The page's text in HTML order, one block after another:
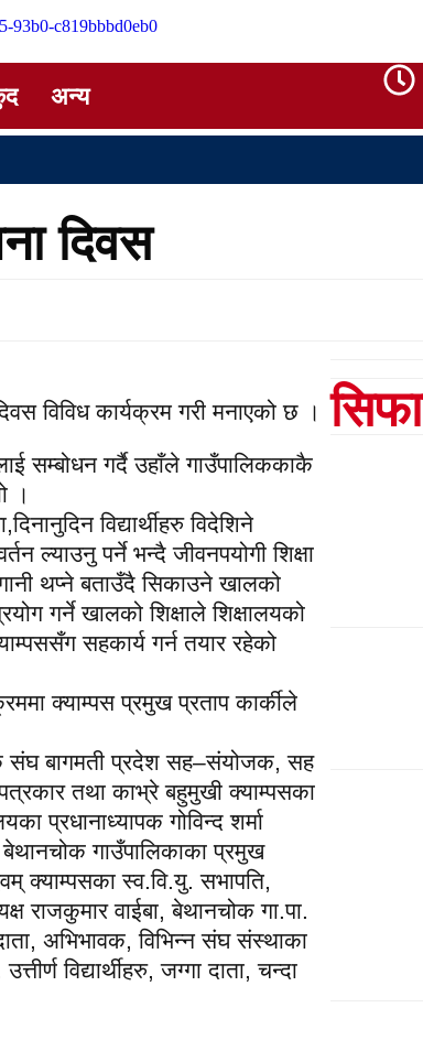
अन्य
दिवस
विविध कार्यक्रम गरी मनाएको छ ।
सम्बोधन गर्दै उहाँले गाउँपालिककाकै
।
विद्यार्थीहरु विदेशिने
ल्याउनु पर्ने भन्दै जीवनपयोगी शिक्षा
थप्ने बताउँदै सिकाउने खालको
गर्ने खालको शिक्षाले शिक्षालयको
सहकार्य गर्न तयार रहेको
क्याम्पस प्रमुख प्रताप कार्कीले
संघ बागमती प्रदेश सह–संयोजक, सह
तथा काभ्रे बहुमुखी क्याम्पसका
प्रधानाध्यापक गोविन्द शर्मा
गाउँपालिकाका प्रमुख
क्याम्पसका स्व.वि.यु. सभापति,
राजकुमार वाईबा, बेथानचोक गा.पा.
अभिभावक, विभिन्न संघ संस्थाका
विद्यार्थीहरु, जग्गा दाता, चन्दा